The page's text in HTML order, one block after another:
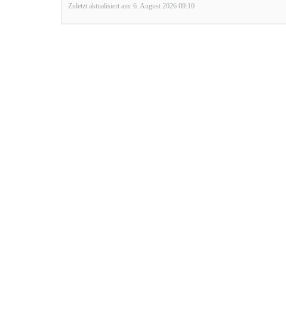
Zuletzt aktualisiert am: 6. August 2026 09:10